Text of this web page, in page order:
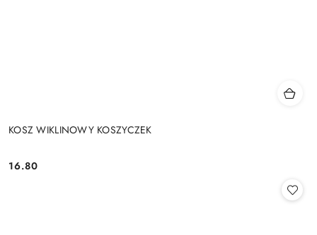
KOSZ WIKLINOWY KOSZYCZEK
Cena:
16.80